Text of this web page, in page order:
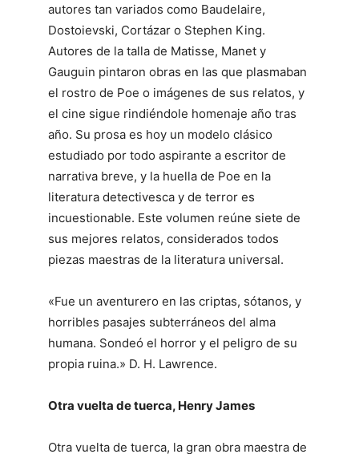
autores tan variados como Baudelaire,
Dostoievski, Cortázar o Stephen King.
Autores de la talla de Matisse, Manet y
Gauguin pintaron obras en las que plasmaban
el rostro de Poe o imágenes de sus relatos, y
el cine sigue rindiéndole homenaje año tras
año. Su prosa es hoy un modelo clásico
estudiado por todo aspirante a escritor de
narrativa breve, y la huella de Poe en la
literatura detectivesca y de terror es
incuestionable. Este volumen reúne siete de
sus mejores relatos, considerados todos
piezas maestras de la literatura universal.
«Fue un aventurero en las criptas, sótanos, y
horribles pasajes subterráneos del alma
humana. Sondeó el horror y el peligro de su
propia ruina.» D. H. Lawrence.
Otra vuelta de tuerca, Henry James
Otra vuelta de tuerca, la gran obra maestra de